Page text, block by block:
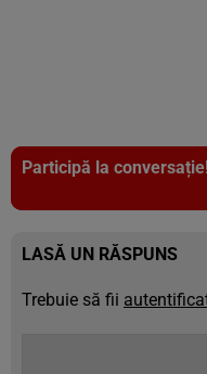
Participă la
LASĂ UN RĂSPUNS
Trebuie să fii